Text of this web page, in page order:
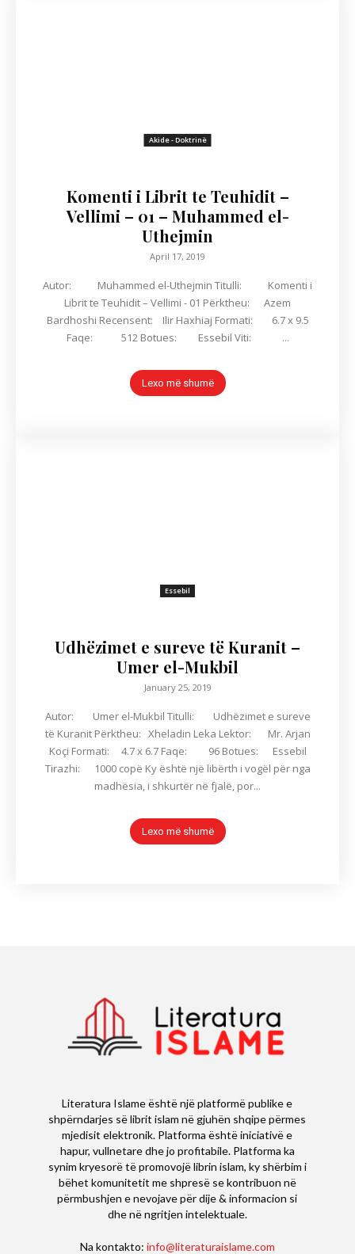
Akide - Doktrinë
Komenti i Librit te Teuhidit –
Vellimi – 01 – Muhammed el-
Uthejmin
April 17, 2019
Autor: Muhammed el-Uthejmin Titulli: Komenti i
Librit te Teuhidit – Vellimi - 01 Përktheu: Azem
Bardhoshi Recensent: Ilir Haxhiaj Formati: 6.7 x 9.5
Faqe: 512 Botues: Essebil Viti: ...
Lexo më shumë
Essebil
Udhëzimet e sureve të Kuranit –
Umer el-Mukbil
January 25, 2019
Autor: Umer el-Mukbil Titulli: Udhëzimet e sureve
të Kuranit Përktheu: Xheladin Leka Lektor: Mr. Arjan
Koçi Formati: 4.7 x 6.7 Faqe: 96 Botues: Essebil
Tirazhi: 1000 copë Ky është një libërth i vogël për nga
madhësia, i shkurtër në fjalë, por...
Lexo më shumë
Literatura Islame është një platformë publike e
shpërndarjes së librit islam në gjuhën shqipe përmes
mjedisit elektronik. Platforma është iniciativë e
hapur, vullnetare dhe jo profitabile. Platforma ka
synim kryesorë të promovojë librin islam, ky shërbim i
bëhet komunitetit me shpresë se kontribuon në
përmbushjen e nevojave për dije & informacion si
dhe në ngritjen intelektuale.
Na kontakto: info@literaturaislame.com